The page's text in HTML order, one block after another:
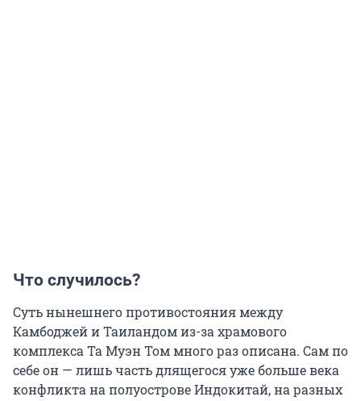
Что случилось?
Суть нынешнего противостояния между
Камбоджей и Таиландом из-за храмового
комплекса Та Муэн Том много раз описана. Сам по
себе он — лишь часть длящегося уже больше века
конфликта на полуострове Индокитай, на разных